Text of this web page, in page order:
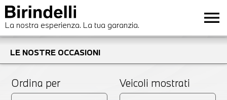
La nostra esperienza. La tua garanzia. menu
LE NOSTRE OCCASIONI
Ordina per Veicoli mostrati